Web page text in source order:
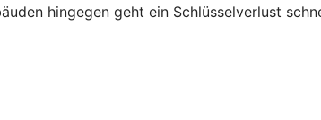
hingegen geht ein Schlüsselverlust